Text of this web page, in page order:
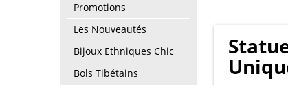
Promotions
Les Nouveautés
Bijoux Ethniques Chic
Bols Tibétains